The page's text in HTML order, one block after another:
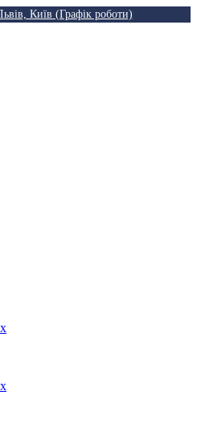
Київ (Графік роботи)